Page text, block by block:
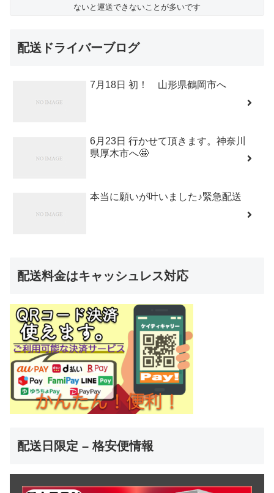
ないと運送できないことが多いです
配送ドライバーブログ
7月18日 初！ 山形県鶴岡市へ
6月23日 行かせて頂きます。神奈川
県厚木市へ🤩
本当に願いが叶いました♪緊急配送
配送料金はキャッシュレス対応
配送日限定 – 格安便情報